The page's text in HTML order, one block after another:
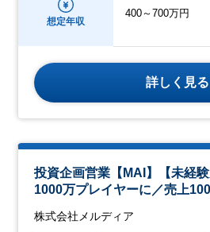
想定年収
400～700万円
詳しく見る
投資企画営業【MAI】【未経
1000万プレイヤーに／売上
株式会社メルディア